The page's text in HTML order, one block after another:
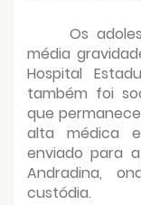
Os
média
Hospital
também foi
que
alta médica
enviado para
Andradina,
custódia.